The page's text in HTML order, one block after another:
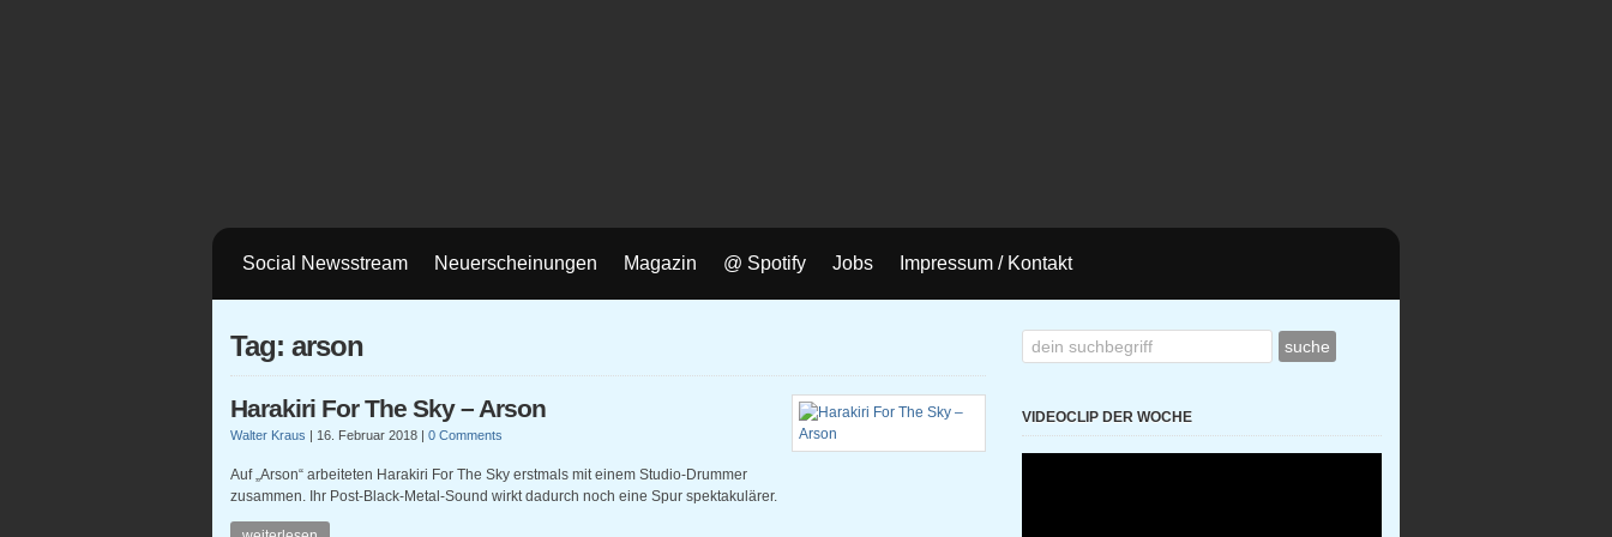
Social Newsstream Neuerscheinungen Magazin @ Spotify Jobs Impressum / Kontakt
Tag: arson
Harakiri For The Sky – Arson
Walter Kraus | 16. Februar 2018 | 0 Comments
Auf „Arson“ arbeiteten Harakiri For The Sky erstmals mit einem Studio-Drummer
zusammen. Ihr Post-Black-Metal-Sound wirkt dadurch noch eine Spur spektakulärer.
VIDEOCLIP DER WOCHE